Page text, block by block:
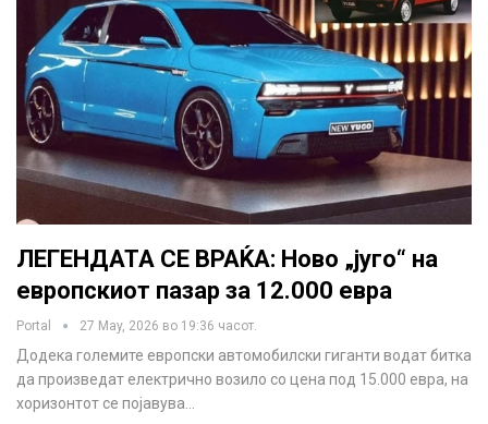
ЛЕГЕНДАТА СЕ ВРАЌА: Ново „југо“ на
европскиот пазар за 12.000 евра
Portal 27 May, 2026 во 19:36 часот.
Додека големите европски автомобилски гиганти водат битка
да произведат електрично возило со цена под 15.000 евра, на
хоризонтот се појавува…